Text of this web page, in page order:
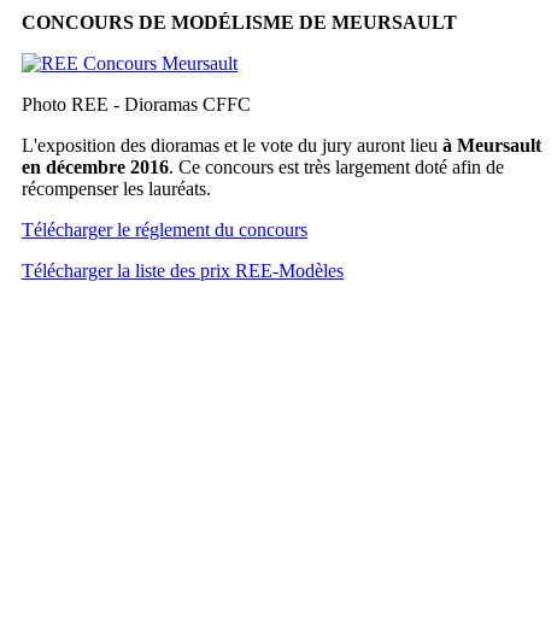
CONCOURS DE MODÉLISME DE MEURSAULT
Photo REE - Dioramas CFFC
L'exposition des dioramas et le vote du jury auront lieu à Meursault
en décembre 2016. Ce concours est très largement doté afin de
récompenser les lauréats.
Télécharger le réglement du concours
Télécharger la liste des prix REE-Modèles